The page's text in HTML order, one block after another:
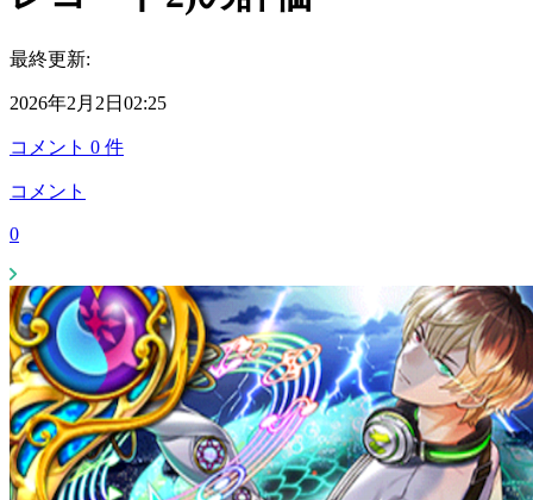
最終更新:
2026年2月2日02:25
コメント 0 件
コメント
0